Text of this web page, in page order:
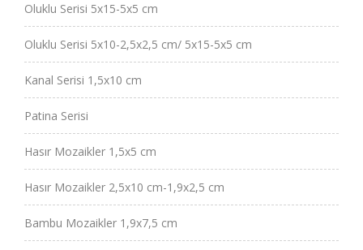
Oluklu Serisi 5x15-5x5 cm
Oluklu Serisi 5x10-2,5x2,5 cm/ 5x15-5x5 cm
Kanal Serisi 1,5x10 cm
Patina Serisi
Hasır Mozaikler 1,5x5 cm
Hasır Mozaikler 2,5x10 cm-1,9x2,5 cm
Bambu Mozaikler 1,9x7,5 cm